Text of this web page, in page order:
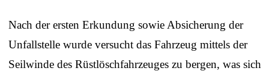
Nach der ersten Erkundung sowie Absicherung der
Unfallstelle wurde versucht das Fahrzeug mittels der
Seilwinde des Rüstlöschfahrzeuges zu bergen, was sich